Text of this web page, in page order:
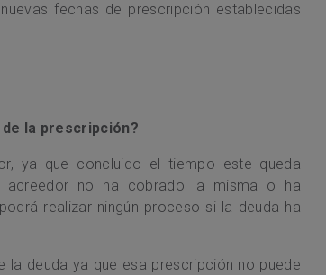
fechas de prescripción establecidas
la prescripción?
ya que concluido el tiempo este queda
no ha cobrado la misma o ha
realizar ningún proceso si la deuda ha
deuda ya que esa prescripción no puede